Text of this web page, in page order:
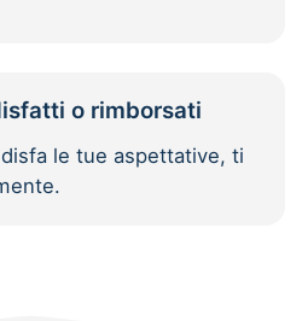
o rimborsati
le tue aspettative, ti